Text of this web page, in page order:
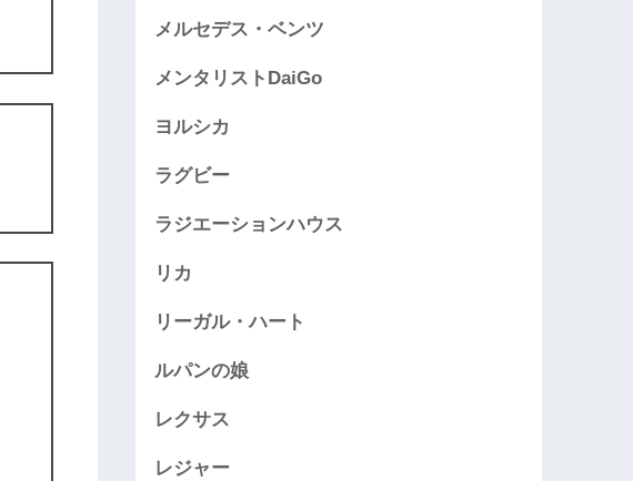
メルセデス・ベンツ
メンタリストDaiGo
ヨルシカ
ラグビー
ラジエーションハウス
リカ
リーガル・ハート
ルパンの娘
レクサス
レジャー